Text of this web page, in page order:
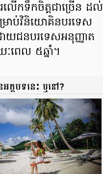
លើក​ទឹកចិត្ត​ជា​ច្រើន ដល់​
ាប់​វិនិយោគិន​បរទេស
ជនបរទេស​អនុញ្ញាត​
ពេល ៥ឆ្នាំ។
អត្ថបទ​នេះ​ ឬ​នៅ?